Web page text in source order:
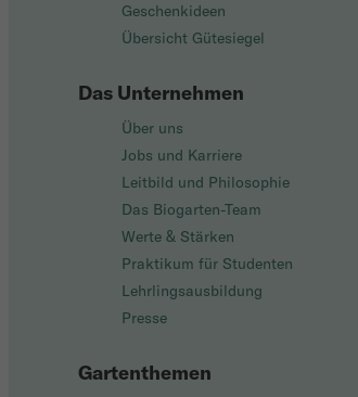
Geschenkideen
Übersicht Gütesiegel
Das Unternehmen
Über uns
Jobs und Karriere
Leitbild und Philosophie
Das Biogarten-Team
Werte & Stärken
Praktikum für Studenten
Lehrlingsausbildung
Presse
Gartenthemen